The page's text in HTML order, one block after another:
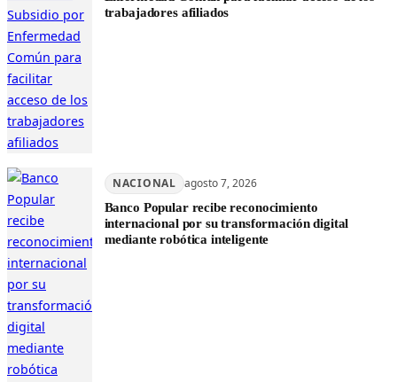
trabajadores afiliados
NACIONAL agosto 7, 2026
Banco Popular recibe reconocimiento
internacional por su transformación digital
mediante robótica inteligente